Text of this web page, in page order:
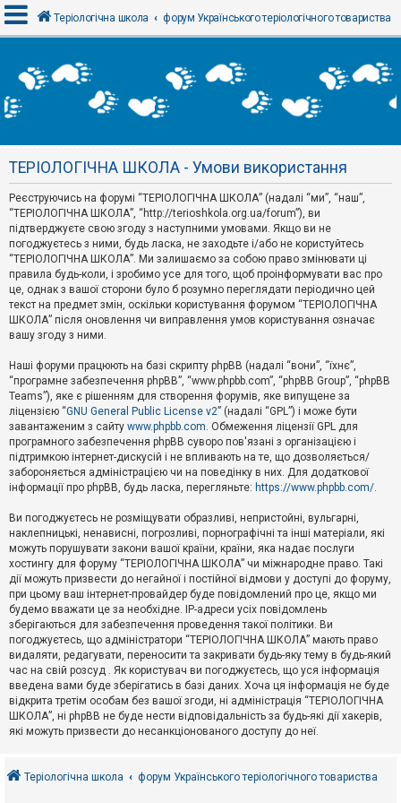
х
і
Р
є
с
т
р
а
ц
я
Т
м
и
б
е
з
в
і
д
п
о
в
д
й
А
к
т
и
в
н
т
е
м
и
о
Теріологічна школа форум Українського теріологічного товариства
ТЕРІОЛОГІЧНА ШКОЛА - Умови використання
Реєструючись на форумі “ТЕРІОЛОГІЧНА ШКОЛА” (надалі “ми”, “наш”,
“ТЕРІОЛОГІЧНА ШКОЛА”, “http://terioshkola.org.ua/forum”), ви
підтверджуєте свою згоду з наступними умовами. Якщо ви не
погоджуєтесь з ними, будь ласка, не заходьте і/або не користуйтесь
“ТЕРІОЛОГІЧНА ШКОЛА”. Ми залишаємо за собою право змінювати ці
правила будь-коли, і зробимо усе для того, щоб проінформувати вас про
це, однак з вашої сторони було б розумно переглядати періодично цей
текст на предмет змін, оскільки користування форумом “ТЕРІОЛОГІЧНА
ШКОЛА” після оновлення чи виправлення умов користування означає
вашу згоду з ними.
Наші форуми працюють на базі скрипту phpBB (надалі “вони”, “їхнє”,
“програмне забезпечення phpBB”, “www.phpbb.com”, “phpBB Group”, “phpBB
Teams”), яке є рішенням для створення форумів, яке випущене за
ліцензією “GNU General Public License v2” (надалі “GPL”) і може бути
завантаженим з сайту www.phpbb.com. Обмеження ліцензії GPL для
програмного забезпечення phpBB суворо пов'язані з організацією і
підтримкою інтернет-дискусій і не впливають на те, що дозволяється/
забороняється адміністрацією чи на поведінку в них. Для додаткової
інформації про phpBB, будь ласка, перегляньте: https://www.phpbb.com/.
Ви погоджуєтесь не розміщувати образливі, непристойні, вульгарні,
наклепницькі, ненависні, погрозливі, порнографічні та інші матеріали, які
можуть порушувати закони вашої країни, країни, яка надає послуги
хостингу для форуму “ТЕРІОЛОГІЧНА ШКОЛА” чи міжнародне право. Такі
дії можуть призвести до негайної і постійної відмови у доступі до форуму,
при цьому ваш інтернет-провайдер буде повідомлений про це, якщо ми
будемо вважати це за необхідне. IP-адреси усіх повідомлень
зберігаються для забезпечення проведення такої політики. Ви
погоджуєтесь, що адміністратори “ТЕРІОЛОГІЧНА ШКОЛА” мають право
видаляти, редагувати, переносити та закривати будь-яку тему в будь-який
час на свій розсуд . Як користувач ви погоджуєтесь, що уся інформація
введена вами буде зберігатись в базі даних. Хоча ця інформація не буде
відкрита третім особам без вашої згоди, ні адміністрація “ТЕРІОЛОГІЧНА
ШКОЛА”, ні phpBB не буде нести відповідальність за будь-які дії хакерів,
які можуть призвести до несанкціонованого доступу до неї.
Теріологічна школа форум Українського теріологічного товариства